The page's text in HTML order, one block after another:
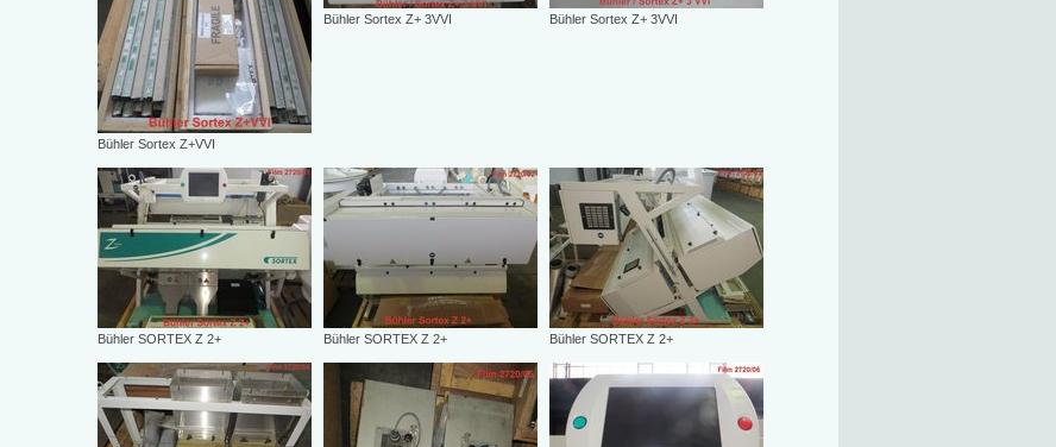
Bühler Sortex Z+VVI
Bühler Sortex Z+ 3VVI Bühler Sortex Z+ 3VVI
Bühler SORTEX Z 2+ Bühler SORTEX Z 2+ Bühler SORTEX Z 2+